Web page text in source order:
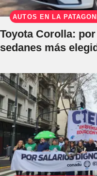
AUTOS EN LA
Toyota Corolla:
sedanes más